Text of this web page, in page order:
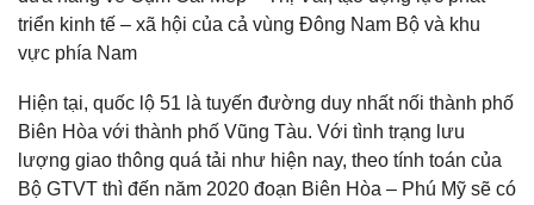
triển kinh tế – xã hội của cả vùng Đông Nam Bộ và khu
vực phía Nam
Hiện tại, quốc lộ 51 là tuyến đường duy nhất nối thành phố
Biên Hòa với thành phố Vũng Tàu. Với tình trạng lưu
lượng giao thông quá tải như hiện nay, theo tính toán của
Bộ GTVT thì đến năm 2020 đoạn Biên Hòa – Phú Mỹ sẽ có